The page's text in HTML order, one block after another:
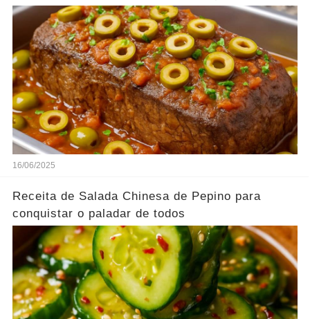
família
16/06/2025
Receita de Salada Chinesa de Pepino para
conquistar o paladar de todos